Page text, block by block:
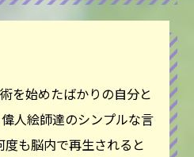
を始めたばかりの自分と
人絵師達のシンプルな言
も脳内で再生されると